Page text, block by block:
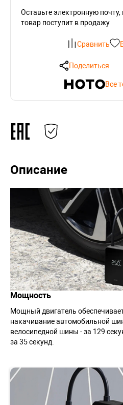
Оставьте электронную
товар поступит в продажу
Сравнить
Поделиться
Все
Описание
Мощность
Мощный двигатель
накачивание автомобильной
велосипедной шины - за 129
за 35 секунд.